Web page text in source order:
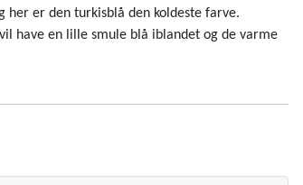
er den turkisblå den koldeste farve.
have en lille smule blå iblandet og de varme